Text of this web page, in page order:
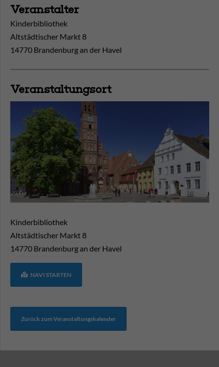
Veranstalter
Kinderbibliothek
Altstädtischer Markt 8
14770 Brandenburg an der Havel
Veranstaltungsort
Kinderbibliothek
Altstädtischer Markt 8
14770 Brandenburg an der Havel
NAVI STARTEN
Zurück zum Veranstaltungskalender